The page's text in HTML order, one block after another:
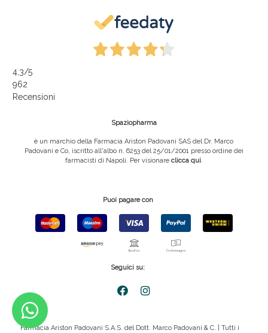
4,3/5
962
Recensioni
Spaziopharma
è un marchio della Farmacia Ariston Padovani SAS del Dr. Marco
Padovani e Co, iscritto all'albo n. 6253 del 25/01/2001 presso ordine dei
farmacisti di Napoli. Per visionare clicca qui.
Puoi pagare con
Seguici su:
Farmacia Ariston Padovani S.A.S. del Dott. Marco Padovani & C. | Tutti i